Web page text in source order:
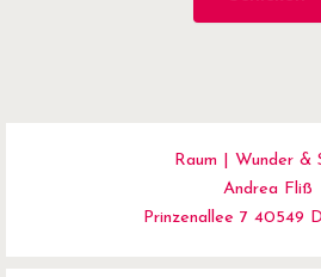
Raum | Wunder &
Andrea Fliß
Prinzenallee 7 40549